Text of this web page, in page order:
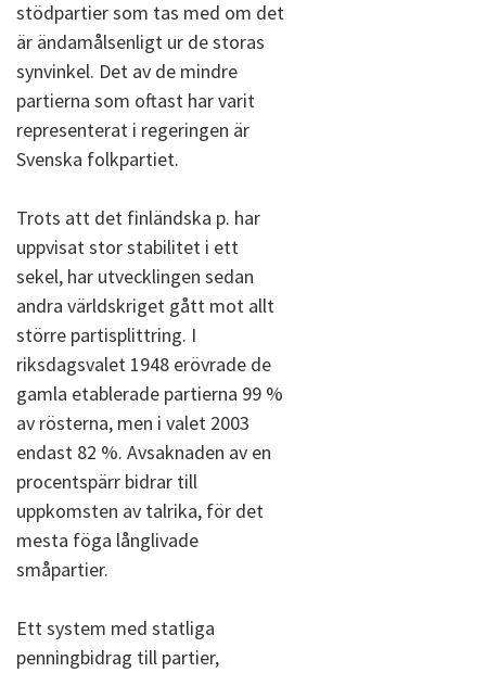
stödpartier som tas med om det
är ändamålsenligt ur de storas
synvinkel. Det av de mindre
partierna som oftast har varit
representerat i regeringen är
Svenska folkpartiet.
Trots att det finländska p. har
uppvisat stor stabilitet i ett
sekel, har utvecklingen sedan
andra världskriget gått mot allt
större partisplittring. I
riksdagsvalet 1948 erövrade de
gamla etablerade partierna 99 %
av rösterna, men i valet 2003
endast 82 %. Avsaknaden av en
procentspärr bidrar till
uppkomsten av talrika, för det
mesta föga långlivade
småpartier.
Ett system med statliga
penningbidrag till partier,